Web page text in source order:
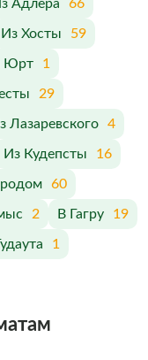
Адлера 66
Из Хосты 59
Юрт 1
29
Лазаревского 4
Из Кудепсты 16
60
2 В Гагру 19
1